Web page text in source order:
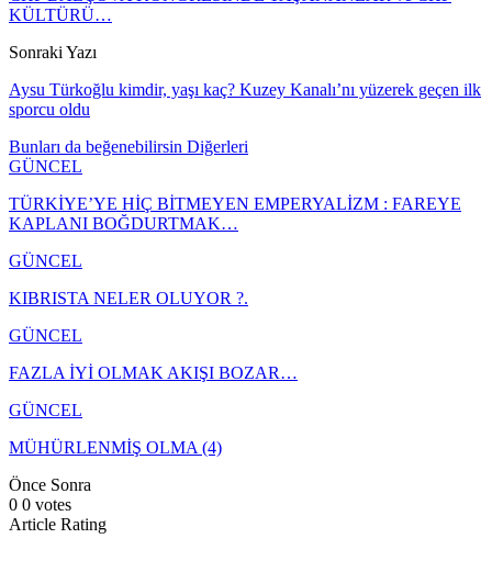
KÜLTÜRÜ…
Sonraki Yazı
Aysu Türkoğlu kimdir, yaşı kaç? Kuzey Kanalı’nı yüzerek geçen ilk
sporcu oldu
Bunları da beğenebilirsin Diğerleri
GÜNCEL
TÜRKİYE’YE HİÇ BİTMEYEN EMPERYALİZM : FAREYE
KAPLANI BOĞDURTMAK…
GÜNCEL
KIBRISTA NELER OLUYOR ?.
GÜNCEL
FAZLA İYİ OLMAK AKIŞI BOZAR…
GÜNCEL
MÜHÜRLENMİŞ OLMA (4)
Önce Sonra
0 0 votes
Article Rating